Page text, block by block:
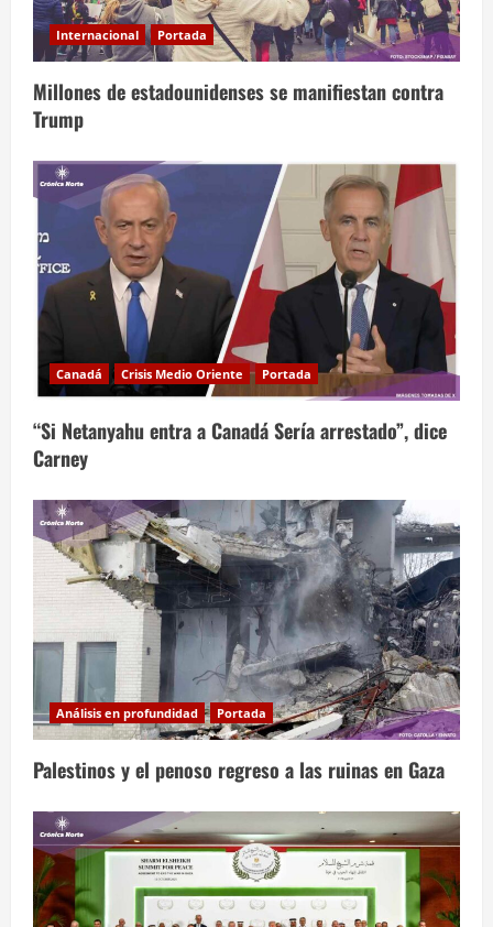
Internacional Portada
Millones de estadounidenses se manifiestan contra
Trump
Canadá Crisis Medio Oriente Portada
“Si Netanyahu entra a Canadá Sería arrestado”, dice
Carney
Análisis en profundidad Portada
Palestinos y el penoso regreso a las ruinas en Gaza